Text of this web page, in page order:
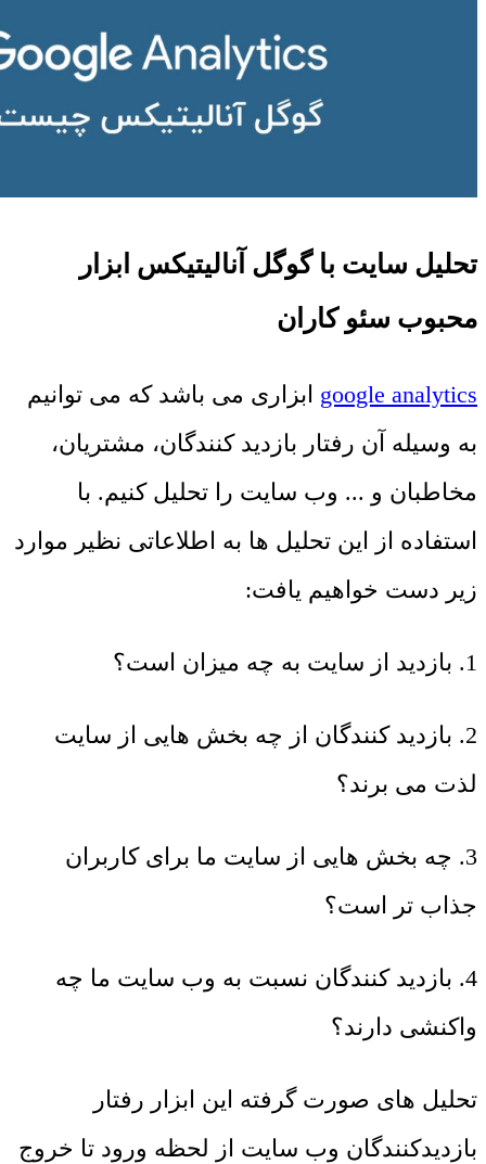
تحلیل سایت با گوگل آنالیتیکس ابزار
محبوب سئو کاران
google analytics ابزاری می باشد که می توانیم
به وسیله آن رفتار بازدید کنندگان، مشتریان،
مخاطبان و ... وب سایت را تحلیل کنیم. با
استفاده از این تحلیل ها به اطلاعاتی نظیر موارد
زیر دست خواهیم یافت:
1. بازدید از سایت به چه میزان است؟
2. بازدید کنندگان از چه بخش هایی از سایت
لذت می برند؟
3. چه بخش هایی از سایت ما برای کاربران
جذاب تر است؟
4. بازدید کنندگان نسبت به وب سایت ما چه
واکنشی دارند؟
تحلیل های صورت گرفته این ابزار رفتار
بازدیدکنندگان وب سایت از لحظه ورود تا خروج